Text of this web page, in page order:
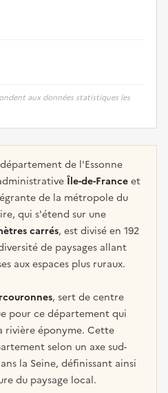
aux données statistiques les
de l'Essonne
Île-de-Franceet
de la métropole du
qui s'étend sur une
carrés, est divisé en 192
de paysages allant
aux espaces plus ruraux.
, sert de centre
pour ce département qui
rivière éponyme. Cette
selon un axe sud-
la Seine, définissant ainsi
du paysage local.